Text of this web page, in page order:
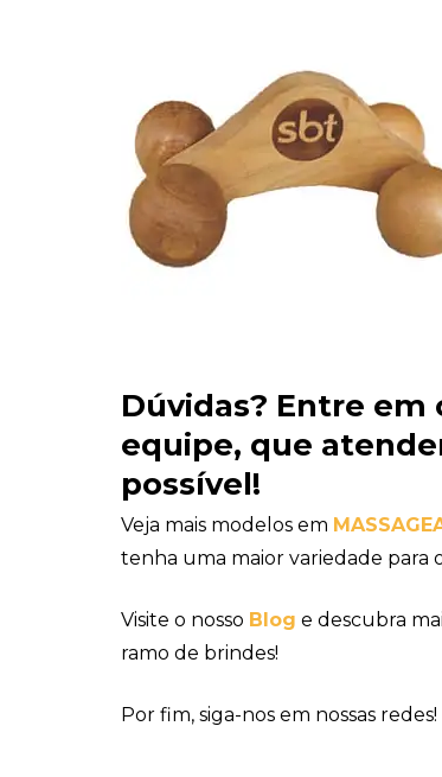
Dúvidas? Entre em
equipe, que
possível!
Veja mais modelos em
tenha uma maior variedade para
Visite o nosso Blog e descubra
ramo de brindes!
Por fim, siga-nos em nossas redes!